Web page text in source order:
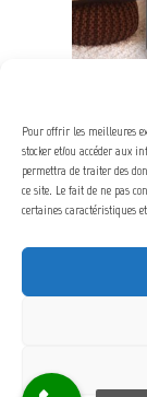
Pour offrir les meilleures
stocker et/ou accéder aux
permettra de traiter des
ce site. Le fait de ne pas
certaines caractéristiques
Categories :web
PRÉCÉDENT